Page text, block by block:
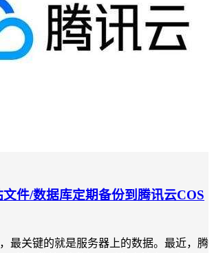
件/数据库定期备份到腾讯云COS
最关键的就是服务器上的数据。最近，腾